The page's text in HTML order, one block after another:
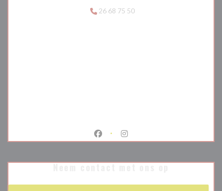
26 68 75 50
Facebook ((opent in een nieuw
Instagram ((opent in een
Neem contact met ons op